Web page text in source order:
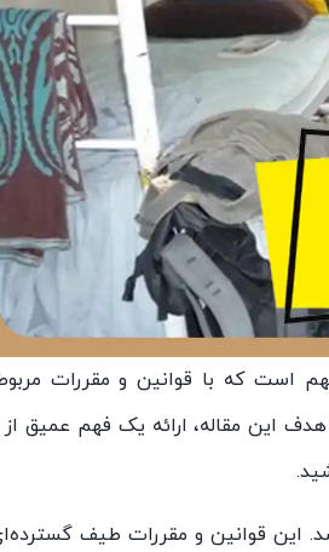
است که با قوانین و مقررات
هدف این مقاله، ارائه یک فهم عمیق
این قوانین و مقررات طیف